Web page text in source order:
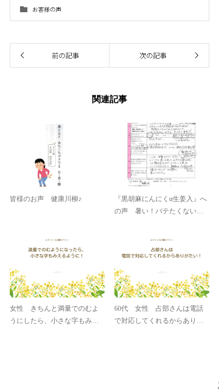
お客様の声
前の記事 次の記事
関連記事
皆様のお声 健康川柳♪
『黒胡麻にんにくα生姜入』へ
の声 暑い！バテたくない！
女性 きちんと満量でのむよ
うにしたら、小さな字もみえ
60代 女性 占部さんは電話
で対応してくれるからありが